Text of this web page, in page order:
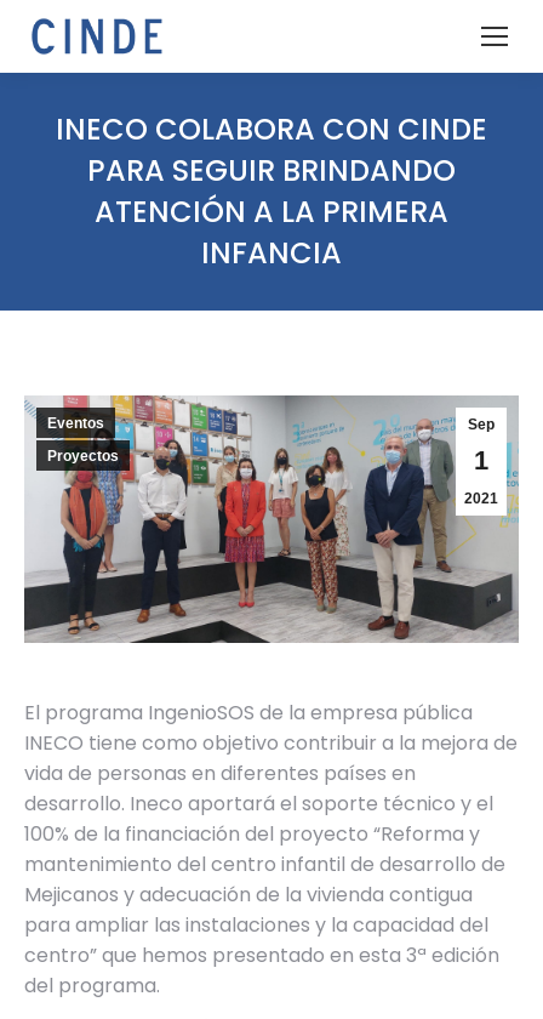
INECO COLABORA CON CINDE
PARA SEGUIR BRINDANDO
ATENCIÓN A LA PRIMERA
INFANCIA
Sep
1
2021
Eventos
Proyectos
El programa IngenioSOS de la empresa pública
INECO tiene como objetivo contribuir a la mejora de
vida de personas en diferentes países en
desarrollo. Ineco aportará el soporte técnico y el
100% de la financiación del proyecto “Reforma y
mantenimiento del centro infantil de desarrollo de
Mejicanos y adecuación de la vivienda contigua
para ampliar las instalaciones y la capacidad del
centro” que hemos presentado en esta 3ª edición
del programa.